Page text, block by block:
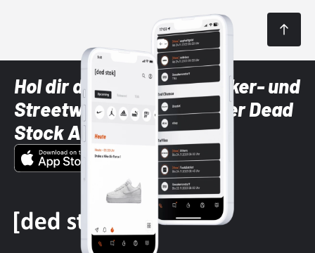
Hol dir die neuesten Sneaker- und
Streetwear-Brands mit der Dead
Stock App